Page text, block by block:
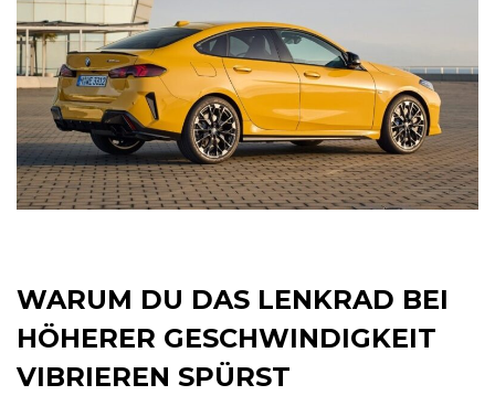
WARUM DU DAS LENKRAD BEI
HÖHERER GESCHWINDIGKEIT
VIBRIEREN SPÜRST